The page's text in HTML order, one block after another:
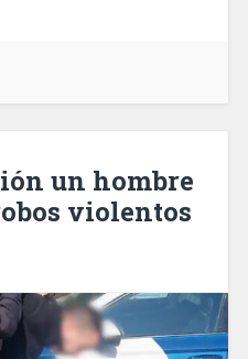
un hombre
violentos